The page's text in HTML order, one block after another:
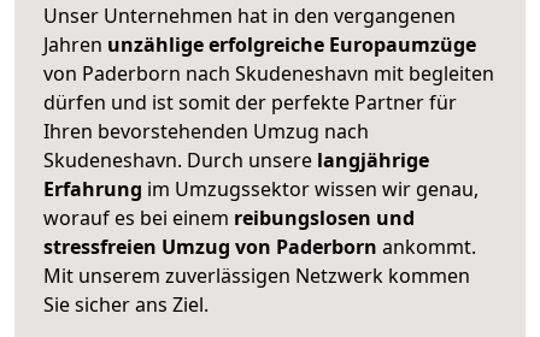
Unser Unternehmen hat in den vergangenen
Jahren unzählige erfolgreiche Europaumzüge
von Paderborn nach Skudeneshavn mit begleiten
dürfen und ist somit der perfekte Partner für
Ihren bevorstehenden Umzug nach
Skudeneshavn. Durch unsere langjährige
Erfahrung im Umzugssektor wissen wir genau,
worauf es bei einem reibungslosen und
stressfreien Umzug von Paderborn ankommt.
Mit unserem zuverlässigen Netzwerk kommen
Sie sicher ans Ziel.